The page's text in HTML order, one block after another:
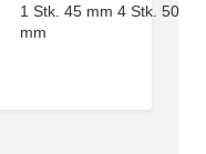
1 Stk. 45 mm 4 Stk. 50
mm